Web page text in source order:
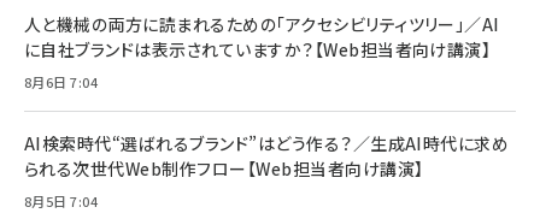
組織の成果を最大化する ルールのデザイン
￥1,980
Amazonランキングをもっと見る
技術基準適合】ブラック
￥5,990
ケーブル Anker絡まないケーブル 240W 結束バン
ド付き USB PD対応 シリコン素材採用 iPhone
17 / 16 / 15 / Galaxy iPad Pro MacBook
Pro/Air 各種対応 (1.8m ミッドナイトブラック)
￥1,890
サッポロ 生ビール 黒ラベル 350ml 缶 24本 ビー
ル ケース買い【6/30応募〆切! 黒ラベルビヤセラー
￥4,857
人と機械の両方に読まれるための「アクセシビリティツリー」／AI
に自社ブランドは表示されていますか？【Web担当者向け講演】
8月6日 7:04
AI検索時代“選ばれるブランド”はどう作る？／生成AI時代に求め
られる次世代Web制作フロー【Web担当者向け講演】
8月5日 7:04